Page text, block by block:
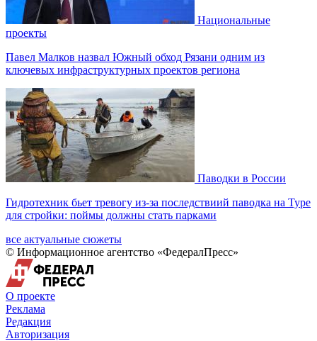
Национальные
проекты
Павел Малков назвал Южный обход Рязани одним из
ключевых инфраструктурных проектов региона
Паводки в России
Гидротехник бьет тревогу из-за последствиий паводка на Туре
для стройки: поймы должны стать парками
все актуальные сюжеты
© Информационное агентство «ФедералПресс»
О проекте
Реклама
Редакция
Авторизация